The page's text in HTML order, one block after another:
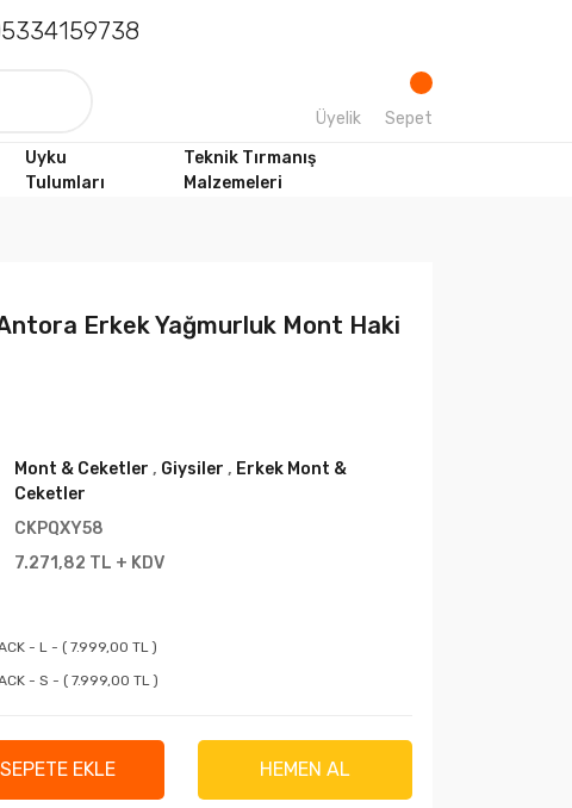
Üyelik Sepet
Uyku
Tulumları
Teknik Tırmanış
Malzemeleri
Erkek Yağmurluk Mont Haki
Mont & Ceketler , Giysiler , Erkek Mont &
Ceketler
CKPQXY58
7.271,82 TL + KDV
- L - ( 7.999,00 TL )
- S - ( 7.999,00 TL )
SEPETE EKLE HEMEN AL